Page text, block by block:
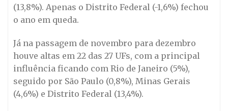
(13,8%). Apenas o Distrito Federal (-1,6%) fechou
o ano em queda.
Já na passagem de novembro para dezembro
houve altas em 22 das 27 UFs, com a principal
influência ficando com Rio de Janeiro (5%),
seguido por São Paulo (0,8%), Minas Gerais
(4,6%) e Distrito Federal (13,4%).